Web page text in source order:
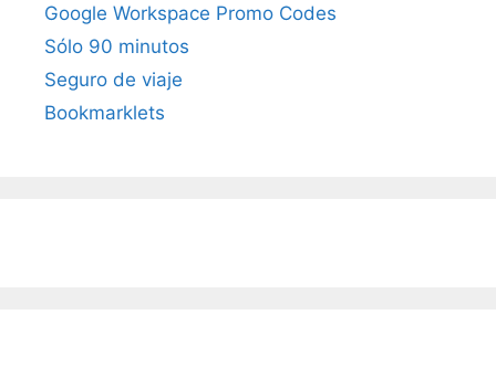
Google Workspace Promo Codes
Sólo 90 minutos
Seguro de viaje
Bookmarklets